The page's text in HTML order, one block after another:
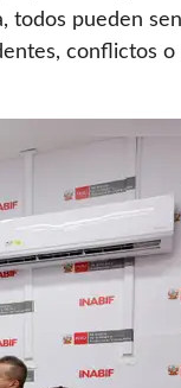
todos pueden
conflictos